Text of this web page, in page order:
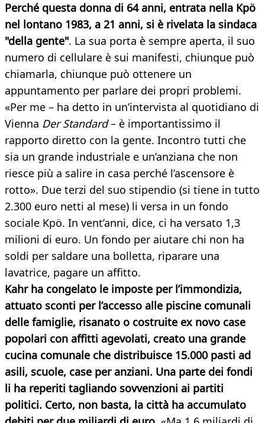
Perché questa donna di 64 anni, entrata nella Kpö
nel lontano 1983, a 21 anni, si è rivelata la sindaca
"della gente". La sua porta è sempre aperta, il suo
numero di cellulare è sui manifesti, chiunque può
chiamarla, chiunque può ottenere un
appuntamento per parlare dei propri problemi.
«Per me – ha detto in un’intervista al quotidiano di
Vienna Der Standard– è importantissimo il
rapporto diretto con la gente. Incontro tutti che
sia un grande industriale e un’anziana che non
riesce più a salire in casa perché l’ascensore è
rotto». Due terzi del suo stipendio (si tiene in tutto
2.300 euro netti al mese) li versa in un fondo
sociale Kpö. In vent’anni, dice, ci ha versato 1,3
milioni di euro. Un fondo per aiutare chi non ha
soldi per saldare una bolletta, riparare una
lavatrice, pagare un affitto.
Kahr ha congelato le imposte per l’immondizia,
attuato sconti per l’accesso alle piscine comunali
delle famiglie, risanato o costruite ex novo case
popolari con affitti agevolati, creato una grande
cucina comunale che distribuisce 15.000 pasti ad
asili, scuole, case per anziani. Una parte dei fondi
li ha reperiti tagliando sovvenzioni ai partiti
politici. Certo, non basta, la città ha accumulato